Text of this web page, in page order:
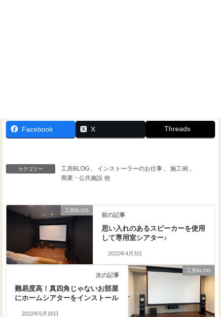
Facebook X Threads
カテゴリー 工房BLOG 、 インストーラーのお仕事 、 施工例 、
商業・公共施設 他
工房BLOG
前の記事
思い入れのあるスピーカーを使用
して専用室シアター♪
2022年4月3日
工房BLOG
次の記事
難易度高！真四角じゃないお部屋
にホームシアターをインストール
2022年5月16日